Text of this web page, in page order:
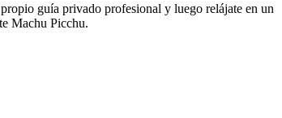
guía privado profesional y luego relájate en un
Machu Picchu.